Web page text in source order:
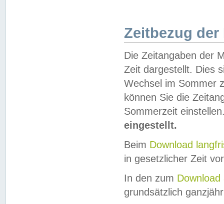
Zeitbezug der
Die Zeitangaben der
Zeit dargestellt. Dies
Wechsel im Sommer
können Sie die
Sommerzeit
eingestellt.
Beim Download
in gesetzlicher Zeit
In den zum Download
grundsätzlich